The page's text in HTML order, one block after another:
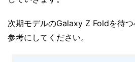
次期モデルのGalaxy Z Foldを待
参考にしてください。